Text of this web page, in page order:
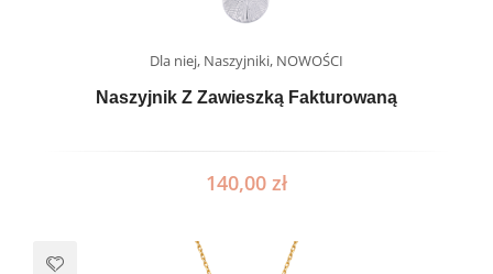
Dla niej, Naszyjniki, NOWOŚCI
Naszyjnik Z Zawieszką Fakturowaną
140,00 zł